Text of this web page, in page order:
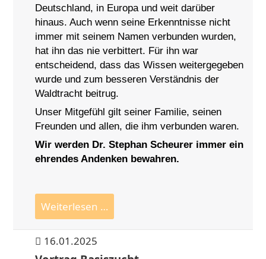
Deutschland, in Europa und weit darüber
hinaus. Auch wenn seine Erkenntnisse nicht
immer mit seinem Namen verbunden wurden,
hat ihn das nie verbittert. Für ihn war
entscheidend, dass das Wissen weitergegeben
wurde und zum besseren Verständnis der
Waldtracht beitrug.
Unser Mitgefühl gilt seiner Familie, seinen
Freunden und allen, die ihm verbunden waren.
Wir werden Dr. Stephan Scheurer immerein
ehrendes Andenken bewahren.
Weiterlesen …
Waldtrachtpionier
Dr.
16.01.2025